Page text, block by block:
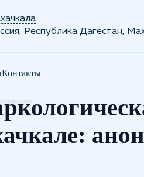
Республика Дагестан,
Контакты